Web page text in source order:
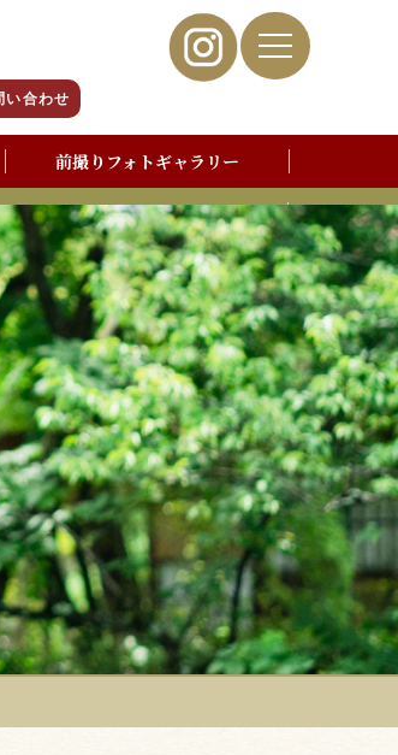
い合わせ
前撮りフォトギャラリー
写真撮影よくあるご質問